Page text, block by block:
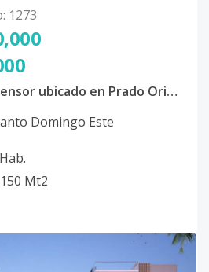
: 1273
Residencial con ascensor ubicado en Prado Oriental, San Isidro, santo domingo este
Domingo Este
Hab.
150 Mt2